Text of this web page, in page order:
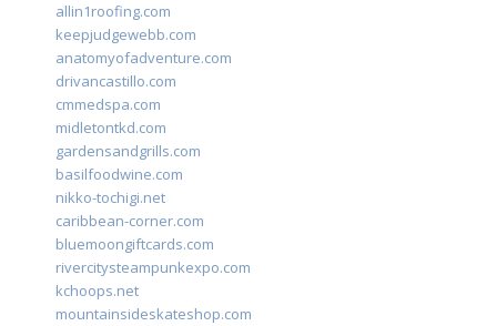
allin1roofing.com
keepjudgewebb.com
anatomyofadventure.com
drivancastillo.com
cmmedspa.com
midletontkd.com
gardensandgrills.com
basilfoodwine.com
nikko-tochigi.net
caribbean-corner.com
bluemoongiftcards.com
rivercitysteampunkexpo.com
kchoops.net
mountainsideskateshop.com